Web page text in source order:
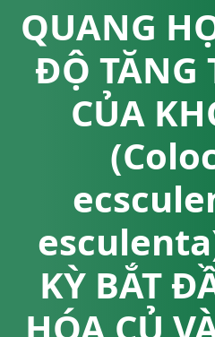
QUANG
ĐỘ TĂNG
CỦA
KỲ BẮT
HÓA CỦ